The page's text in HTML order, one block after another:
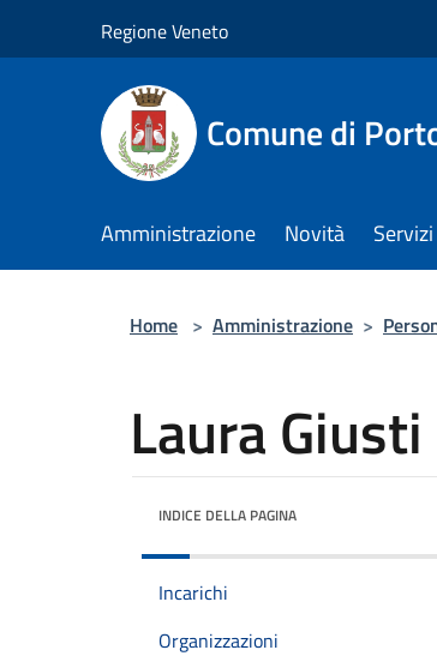
Regione Veneto
Comune di
Amministrazione Novità Servizi
Home > Amministrazione >
Laura Giusti
INDICE DELLA PAGINA
Incarichi
Organizzazioni